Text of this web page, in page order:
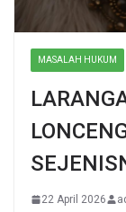
MASALAH HUKUM
22 April 2026